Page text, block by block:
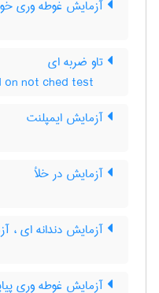
آزمایش غوطه وری
تاو ضربه ای
on not ched test
آزمایش ایمپلنت
آزمایش در خلأ
آزمایش دندانه ای ،
آزمایش غوطه وری